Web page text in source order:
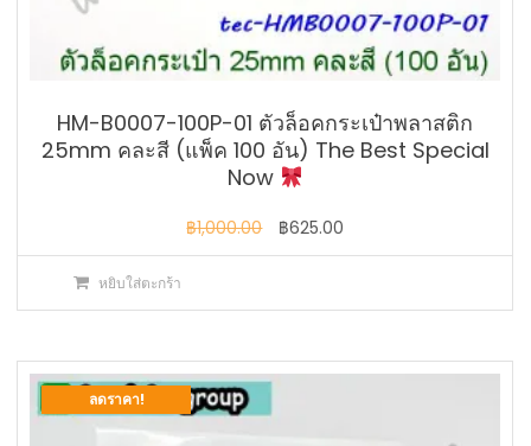
HM-B0007-100P-01 ตัวล็อคกระเป๋าพลาสติก
25mm คละสี (แพ็ค 100 อัน) The Best Special
Now
฿1,000.00
Original
price
฿1,000.00.
฿625.00
price
฿625.00.
หยิบใส่ตะกร้า
ลดราคา!